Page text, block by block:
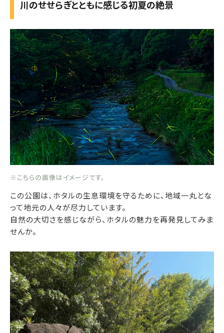
川のせせらぎとともに感じる初夏の絶景
※こちらの画像はイメージです。
この公園は、ホタルの生息環境を守るために、地域一丸とな
って地元の人々が尽力しています。
自然の大切さを感じながら、ホタルの魅力を再発見してみま
せんか。